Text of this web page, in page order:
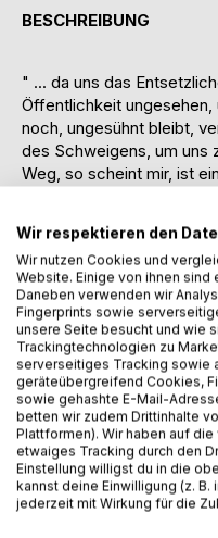
BESCHREIBUNG
" ... da uns das
Öffentlichkeit
noch, ungesühnt bleibt,
des Schweigens, um uns
Weg, so scheint mir, ist
oder Umgebung. Denn
ruft, wie schon seit
Ängste davor, die letzten
Kontakte einzubüßen.
Geschichte wenig
Das Verhältnis zwischen
seit ihrer Kindheit
Mutter und ihr Tod
heftige psychische
sie nie in ihrem Leben
nach der sie sich so
Aufarbeitung der
Becker von der
Wir respektieren den
Wir nutzen Cookies und
Website. Einige von ihnen
Daneben verwenden wir
Fingerprints sowie
unsere Seite besucht und wie
Trackingtechnologien zu
serverseitiges Tracking sowie
geräteübergreifend Cookies,
sowie gehashte E-Mail-
betten wir zudem Drittinhalte
Plattformen). Wir haben auf
etwaiges Tracking durch den
Einstellung willigst du in die
kannst deine Einwilligung (z. B.
jederzeit mit Wirkung für die